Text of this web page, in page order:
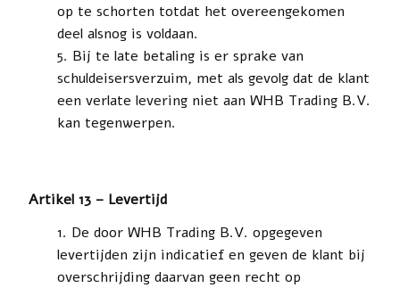
op te schorten totdat het overeengekomen
deel alsnog is voldaan.
Bij te late betaling is er sprake van
schuldeisersverzuim, met als gevolg dat de klant
een verlate levering niet aan WHB Trading B.V.
kan tegenwerpen.
Artikel 13 – Levertijd
De door WHB Trading B.V. opgegeven
levertijden zijn indicatief en geven de klant bij
overschrijding daarvan geen recht op